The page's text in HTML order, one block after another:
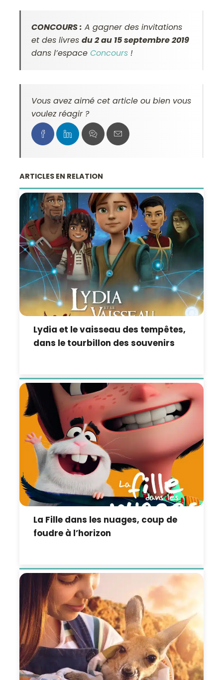
CONCOURS : A gagner des invitations
et des livresdu 2 au 15 septembre 2019
dans l’espaceConcours!
Vous avez aimé cet article ou bien vous
voulez réagir ?
ARTICLES EN RELATION
Lydia et le vaisseau des tempêtes,
dans le tourbillon des souvenirs
La Fille dans les nuages, coup de
foudre à l’horizon